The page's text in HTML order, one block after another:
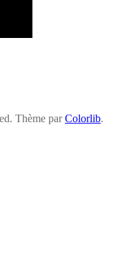
Thème parColorlib.